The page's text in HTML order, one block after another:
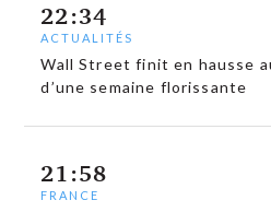
22:34
ACTUALITÉS
Wall Street finit en hausse
d’une semaine florissante
21:58
FRANCE